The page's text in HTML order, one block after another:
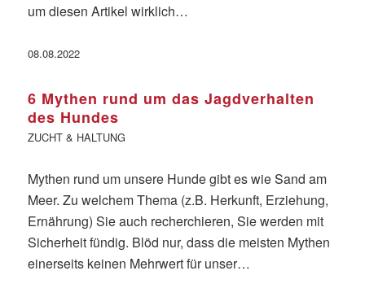
um diesen Artikel wirklich…
08.08.2022
6 Mythen rund um das Jagdverhalten
des Hundes
ZUCHT & HALTUNG
Mythen rund um unsere Hunde gibt es wie Sand am
Meer. Zu welchem Thema (z.B. Herkunft, Erziehung,
Ernährung) Sie auch recherchieren, Sie werden mit
Sicherheit fündig. Blöd nur, dass die meisten Mythen
einerseits keinen Mehrwert für unser…